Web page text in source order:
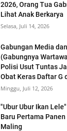
2026, Orang Tua
Lihat Anak Berkarya
Selasa, Juli 14, 2026
Gabungan Media
(Gabungnya
Polisi Usut Tuntas
Obat Keras Daftar G
Minggu, Juli 12, 2026
"Ubur Ubur Ikan
Baru Pertama
Maling